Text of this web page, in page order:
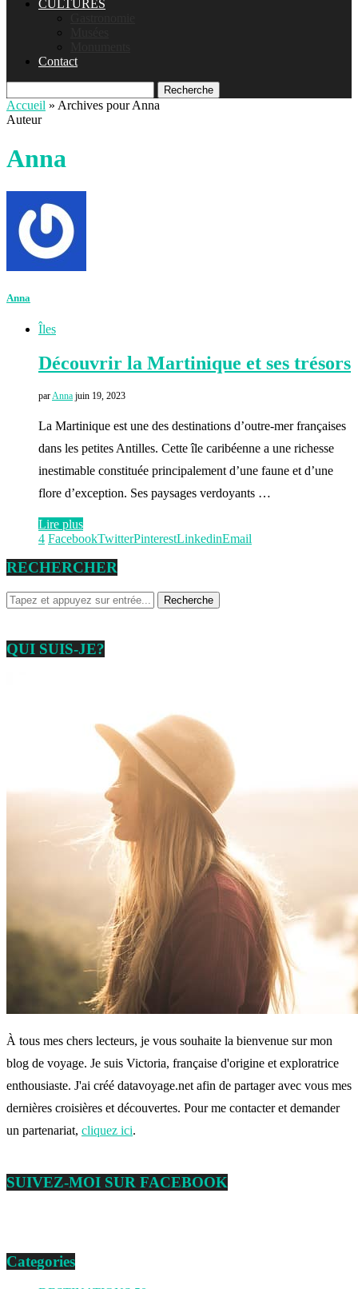
CULTURES
Contact
Recherche
Accueil » Archives pour Anna
Auteur
Anna
Anna
Îles
Découvrir la Martinique et ses trésors
parAnna juin 19, 2023
La Martinique est une des destinations d’outre-mer françaises
dans les petites Antilles. Cette île caribéenne a une richesse
inestimable constituée principalement d’une faune et d’une
flore d’exception. Ses paysages verdoyants …
Lire plus
4 FacebookTwitterPinterestLinkedinEmail
RECHERCHER
QUI SUIS-JE?
À tous mes chers lecteurs, je vous souhaite la bienvenue sur mon
blog de voyage. Je suis Victoria, française d'origine et exploratrice
enthousiaste. J'ai créé datavoyage.net afin de partager avec vous mes
dernières croisières et découvertes. Pour me contacter et demander
un partenariat, cliquez ici.
SUIVEZ-MOI SUR FACEBOOK
Categories